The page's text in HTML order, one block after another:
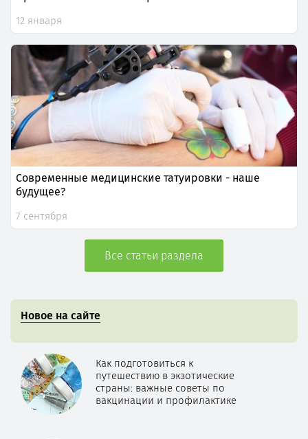
12 января
Современные медицинские татуировки - наше
будущее?
7 сентября
Все статьи раздела
Новое на сайте
Как подготовиться к
путешествию в экзотические
страны: важные советы по
вакцинации и профилактике